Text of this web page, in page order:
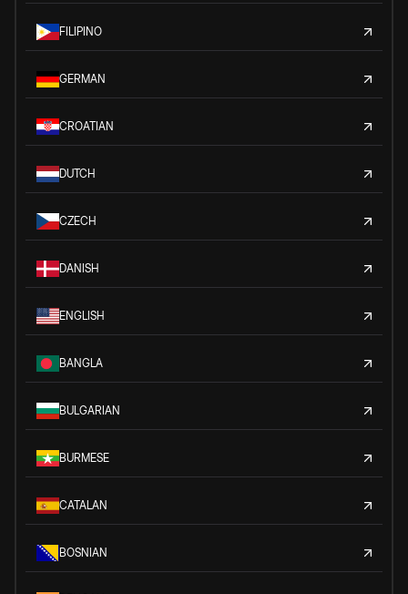
FILIPINO
GERMAN
CROATIAN
DUTCH
CZECH
DANISH
ENGLISH
BANGLA
BULGARIAN
BURMESE
CATALAN
BOSNIAN